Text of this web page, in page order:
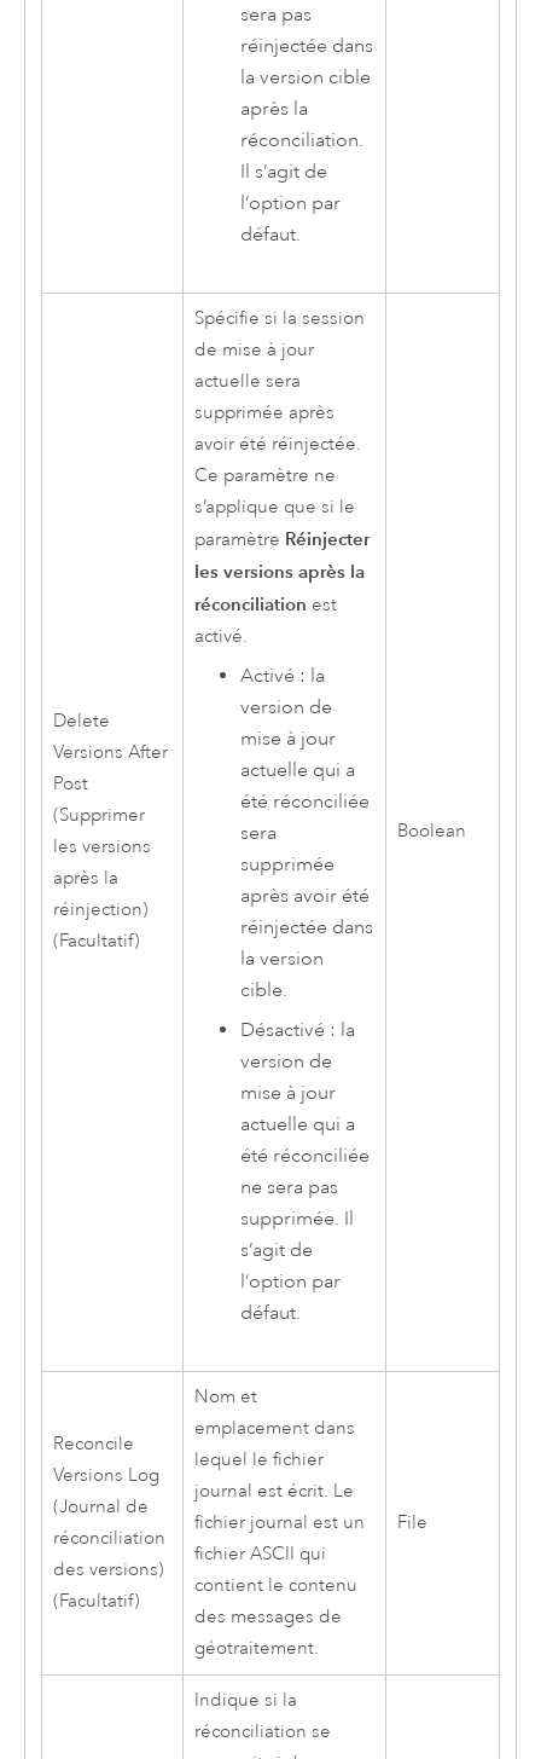
sera pas
réinjectée dans
la version cible
après la
réconciliation.
Il s’agit de
l’option par
défaut.
Delete
Versions After
Post
(Supprimer
les versions
après la
réinjection)
(Facultatif)
Spécifie si la session
de mise à jour
actuelle sera
supprimée après
avoir été réinjectée.
Ce paramètre ne
s’applique que si le
paramètre Réinjecter
les versions après la
réconciliation est
activé.
Activé : la
version de
mise à jour
actuelle qui a
été réconciliée
sera
supprimée
après avoir été
réinjectée dans
la version
cible.
Désactivé : la
version de
mise à jour
actuelle qui a
été réconciliée
ne sera pas
supprimée. Il
s’agit de
l’option par
défaut.
Boolean
Reconcile
Versions Log
(Journal de
réconciliation
des versions)
(Facultatif)
Nom et
emplacement dans
lequel le fichier
journal est écrit. Le
fichier journal est un
fichier ASCII qui
contient le contenu
des messages de
géotraitement.
File
Indique si la
réconciliation se